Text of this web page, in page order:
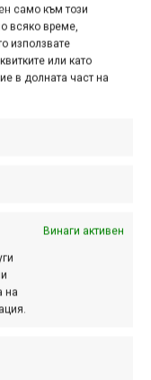
само към този
всяко време,
използвате
или като
в долната част на
Винаги активен
на